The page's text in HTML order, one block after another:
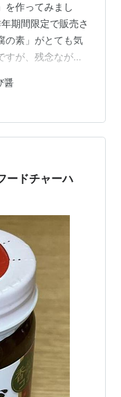
を作ってみまし
期間限定で販売さ
の素」がとても気
すが、残念ながら
で、先日買った
腐にちょい足し
みることにしま
腐の素」中辛を使
ス」と「とろみ
醤
ードチャーハ